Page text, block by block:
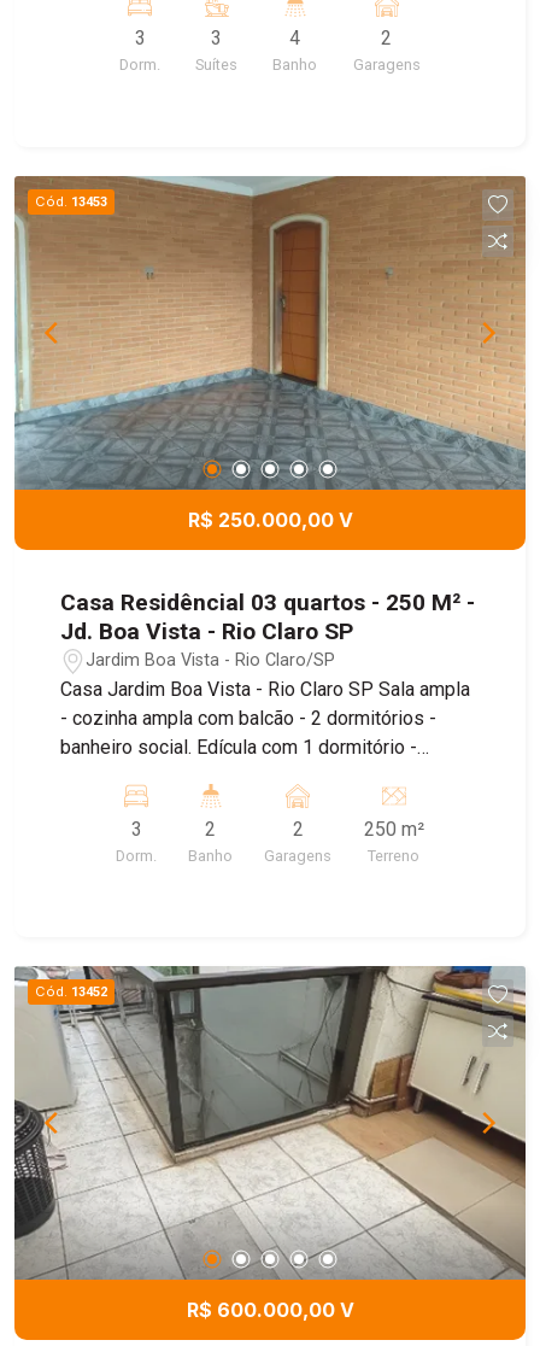
3
Dorm.
3
Suítes
4
Banho
2
Garagens
Cód. 13453
R$ 250.000,00 V
Casa Residêncial 03 quartos - 250 M² -
Jd. Boa Vista - Rio Claro SP
Jardim Boa Vista - Rio Claro/SP
Casa Jardim Boa Vista - Rio Claro SP Sala ampla
- cozinha ampla com balcão - 2 dormitórios -
banheiro social. Edícula com 1 dormitório -
3
Dorm.
2
Banho
2
Garagens
250 m²
Terreno
Cód. 13452
R$ 600.000,00 V